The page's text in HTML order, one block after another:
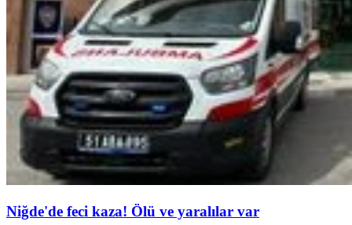
Niğde'de feci kaza! Ölü ve yaralılar var